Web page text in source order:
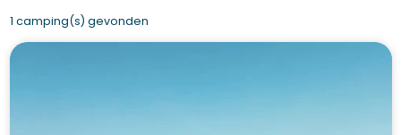
1 camping(s) gevonden